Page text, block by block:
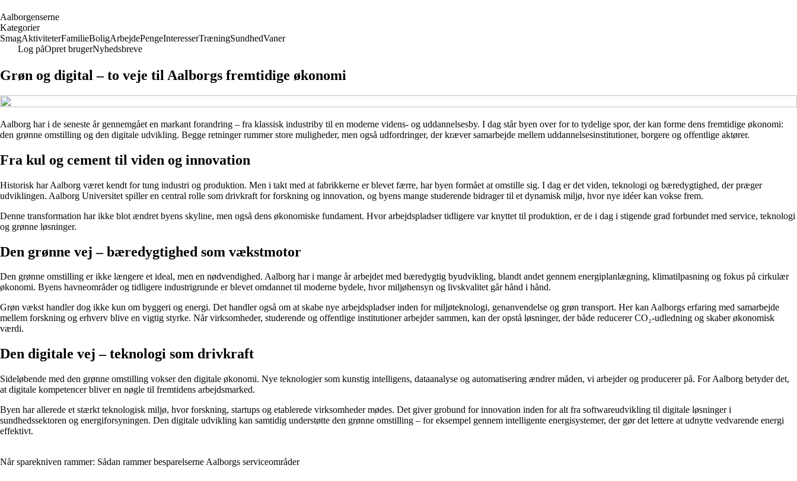
Aalborgenserne
Kategorier
SmagAktiviteterFamilieBoligArbejdePengeInteresserTræningSundhedVaner
Log påOpret brugerNyhedsbreve
Grøn og digital – to veje til Aalborgs fremtidige økonomi
Aalborg har i de seneste år gennemgået en markant forandring – fra klassisk industriby til en moderne videns- og uddannelsesby. I dag står byen over for to tydelige spor, der kan forme dens fremtidige økonomi:
den grønne omstilling og den digitale udvikling. Begge retninger rummer store muligheder, men også udfordringer, der kræver samarbejde mellem uddannelsesinstitutioner, borgere og offentlige aktører.
Fra kul og cement til viden og innovation
Historisk har Aalborg været kendt for tung industri og produktion. Men i takt med at fabrikkerne er blevet færre, har byen formået at omstille sig. I dag er det viden, teknologi og bæredygtighed, der præger
udviklingen. Aalborg Universitet spiller en central rolle som drivkraft for forskning og innovation, og byens mange studerende bidrager til et dynamisk miljø, hvor nye idéer kan vokse frem.
Denne transformation har ikke blot ændret byens skyline, men også dens økonomiske fundament. Hvor arbejdspladser tidligere var knyttet til produktion, er de i dag i stigende grad forbundet med service, teknologi
og grønne løsninger.
Den grønne vej – bæredygtighed som vækstmotor
Den grønne omstilling er ikke længere et ideal, men en nødvendighed. Aalborg har i mange år arbejdet med bæredygtig byudvikling, blandt andet gennem energiplanlægning, klimatilpasning og fokus på cirkulær
økonomi. Byens havneområder og tidligere industrigrunde er blevet omdannet til moderne bydele, hvor miljøhensyn og livskvalitet går hånd i hånd.
Grøn vækst handler dog ikke kun om byggeri og energi. Det handler også om at skabe nye arbejdspladser inden for miljøteknologi, genanvendelse og grøn transport. Her kan Aalborgs erfaring med samarbejde
mellem forskning og erhverv blive en vigtig styrke. Når virksomheder, studerende og offentlige institutioner arbejder sammen, kan der opstå løsninger, der både reducerer CO₂-udledning og skaber økonomisk
værdi.
Den digitale vej – teknologi som drivkraft
Sideløbende med den grønne omstilling vokser den digitale økonomi. Nye teknologier som kunstig intelligens, dataanalyse og automatisering ændrer måden, vi arbejder og producerer på. For Aalborg betyder det,
at digitale kompetencer bliver en nøgle til fremtidens arbejdsmarked.
Byen har allerede et stærkt teknologisk miljø, hvor forskning, startups og etablerede virksomheder mødes. Det giver grobund for innovation inden for alt fra softwareudvikling til digitale løsninger i
sundhedssektoren og energiforsyningen. Den digitale udvikling kan samtidig understøtte den grønne omstilling – for eksempel gennem intelligente energisystemer, der gør det lettere at udnytte vedvarende energi
effektivt.
Når sparekniven rammer: Sådan rammer besparelserne Aalborgs serviceområder